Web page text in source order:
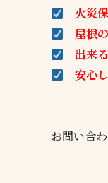
火災
屋根
出来
安心
お問い合